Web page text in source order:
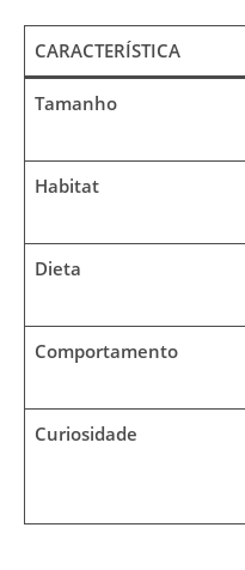
CARACTERÍSTICA
Tamanho
Habitat
Dieta
Comportamento
Curiosidade